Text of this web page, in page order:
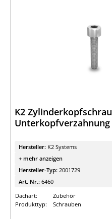
K2
Unterkopfverzahnung
Hersteller: K2 Systems
+ mehr anzeigen
Hersteller-Typ: 2001729
Art. Nr.: 6460
Dachart:
Zubehör
Produkttyp:
Schrauben